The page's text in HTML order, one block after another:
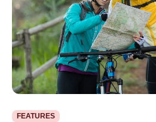
FEATURES